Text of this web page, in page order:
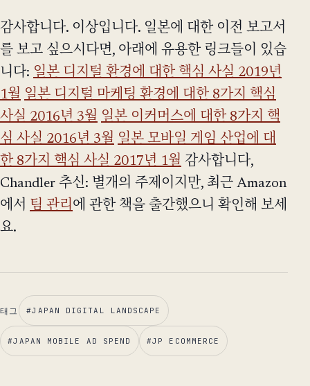
감사합니다. 이상입니다. 일본에 대한 이전 보고서
를 보고 싶으시다면, 아래에 유용한 링크들이 있습
니다: 일본 디지털 환경에 대한 핵심 사실 2019년
1월 일본 디지털 마케팅 환경에 대한 8가지 핵심
사실 2016년 3월 일본 이커머스에 대한 8가지 핵
심 사실 2016년 3월 일본 모바일 게임 산업에 대
한 8가지 핵심 사실 2017년 1월 감사합니다,
Chandler 추신: 별개의 주제이지만, 최근 Amazon
에서 팀 관리에 관한 책을 출간했으니 확인해 보세
요.
태그 #JAPAN DIGITAL LANDSCAPE
#JAPAN MOBILE AD SPEND #JP ECOMMERCE